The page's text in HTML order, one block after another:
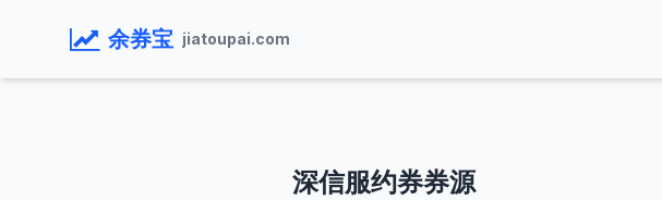
余券宝 jiatoupai.com
深信服约券券源